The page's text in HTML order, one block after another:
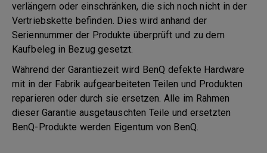
verlängern oder einschränken, die sich noch nicht in der
Vertriebskette befinden. Dies wird anhand der
Seriennummer der Produkte überprüft und zu dem
Kaufbeleg in Bezug gesetzt.
Während der Garantiezeit wird BenQ defekte Hardware
mit in der Fabrik aufgearbeiteten Teilen und Produkten
reparieren oder durch sie ersetzen. Alle im Rahmen
dieser Garantie ausgetauschten Teile und ersetzten
BenQ-Produkte werden Eigentum von BenQ.